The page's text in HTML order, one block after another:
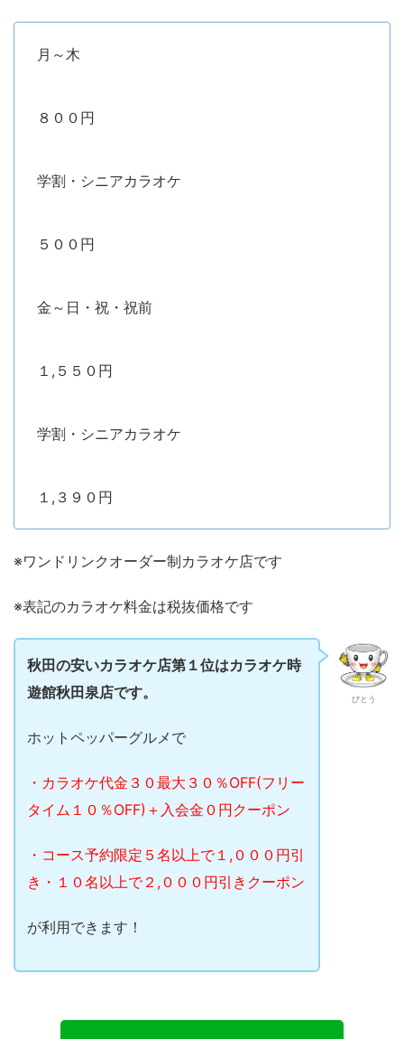
月～木
８００円
学割・シニアカラオケ
５００円
金～日・祝・祝前
１,５５０円
学割・シニアカラオケ
１,３９０円
※ワンドリンクオーダー制カラオケ店です
※表記のカラオケ料金は税抜価格です
びとう
秋田の安いカラオケ店第１位はカラオケ時
遊館秋田泉店です。
ホットペッパーグルメで
・カラオケ代金３０最大３０％OFF(フリー
タイム１０％OFF)＋入会金０円クーポン
・コース予約限定５名以上で１,０００円引
き・１０名以上で２,０００円引きクーポン
が利用できます！